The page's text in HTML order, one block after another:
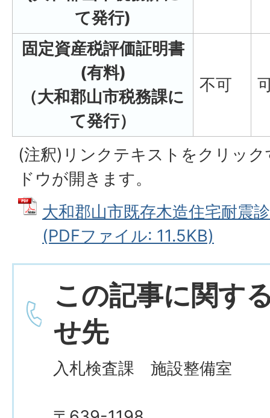
て発行)
固定資産税評価証明書
(有料)
（大和郡山市税務課に
て発行）
不可
(注釈)リンクテキストをクリッ
ドウが開きます。
大和郡山市既存木造住宅耐震
(PDFファイル: 11.5KB)
この記事に関す
せ先
入札検査課 施設整備室